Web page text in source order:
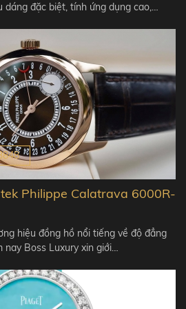
dáng đặc biệt, tính ứng dụng cao,…
Philippe Calatrava 6000R-
hiệu đồng hồ nổi tiếng về độ đẳng
Boss Luxury xin giới…